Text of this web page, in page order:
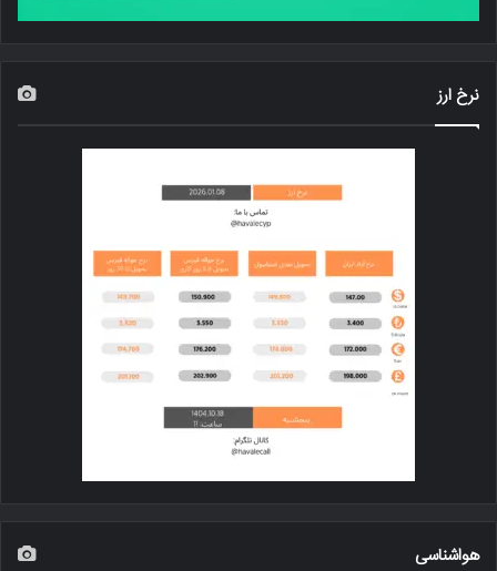
نرخ ارز
هواشناسی